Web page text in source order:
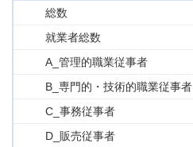
総数
就業者総数
A_管理的職業従事者
B_専門的・技術的職業従事者
C_事務従事者
D_販売従事者